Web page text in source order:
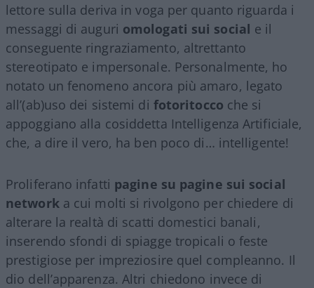
lettore sulla deriva in voga per quanto riguarda i
messaggi di auguri omologati sui social e il
conseguente ringraziamento, altrettanto
stereotipato e impersonale. Personalmente, ho
notato un fenomeno ancora più amaro, legato
all’(ab)uso dei sistemi di fotoritocco che si
appoggiano alla cosiddetta Intelligenza Artificiale,
che, a dire il vero, ha ben poco di… intelligente!
Proliferano infatti pagine su pagine sui social
networka cui molti si rivolgono per chiedere di
alterare la realtà di scatti domestici banali,
inserendo sfondi di spiagge tropicali o feste
prestigiose per impreziosire quel compleanno. Il
dio dell’apparenza. Altri chiedono invece di